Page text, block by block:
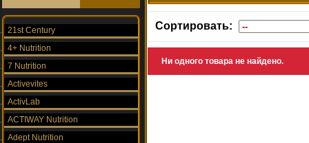
21st Century
4+ Nutrition
7 Nutrition
Activevites
ActivLab
ACTIWAY Nutrition
Adept Nutrition
Сортировать:
Ни одного товара не найдено.